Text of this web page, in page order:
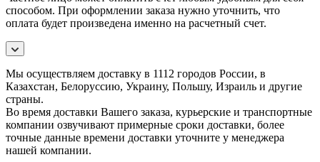
способом. При оформлении заказа нужно уточнить, что
оплата будет произведена именно на расчетный счет.
Мы осуществляем доставку в 1112 городов России, в
Казахстан, Белоруссию, Украину, Польшу, Израиль и другие
страны.
Во время доставки Вашего заказа, курьерские и транспортные
компании озвучивают примерные сроки доставки, более
точные данные времени доставки уточните у менеджера
нашей компании.